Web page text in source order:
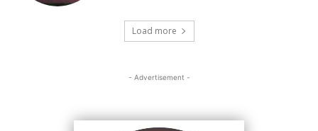
Load more
- Advertisement -